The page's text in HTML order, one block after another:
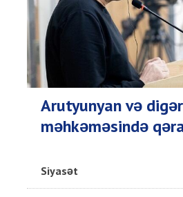
Arutyunyan və
məhkəməsində
Siyasət